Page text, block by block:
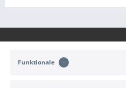
Funktionale